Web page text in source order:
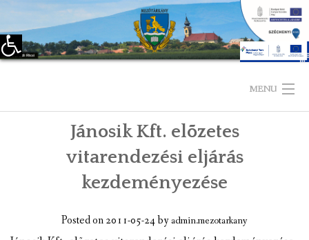
Eszköztár megnyitása
MENU
Jánosik Kft. elõzetes
vitarendezési eljárás
kezdeményezése
Posted on2011-05-24byadmin.mezotarkany